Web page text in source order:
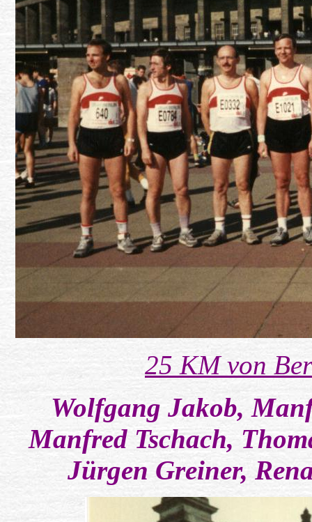
25 KM von
Wolfgang Jakob,
Manfred Tschach,
Jürgen Greiner,